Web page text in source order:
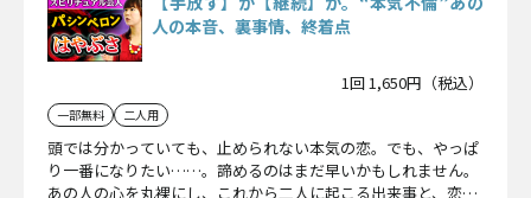
人の本音、裏事情、終着点
1回 1,650円（税込）
一部無料 二人用
頭では分かっていても、止められない本気の恋。でも、やっぱ
り一番になりたい……。諦めるのはまだ早いかもしれません。
あの人の心を丸裸にし、これから二人に起こる出来事と、恋の